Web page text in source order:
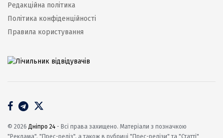
Редакційна політика
Політика конфіденційності
Правила користування
© 2026 Дніпро 24 - Всі права захищено. Матеріали з позначкою
"Реклама", "Прес-реліз", а також в рубриці "Прес-релізи" та "Статті"